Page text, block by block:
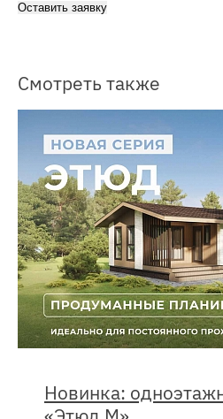
Оставить заявку
Смотреть также
Новинка: